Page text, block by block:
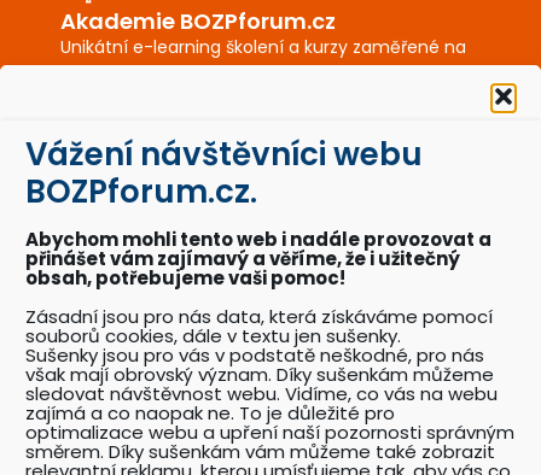
Vážení návštěvníci webu
BOZPforum.cz.
Abychom mohli tento web i nadále provozovat a
přinášet vám zajímavý a věříme, že i užitečný
obsah, potřebujeme vaši pomoc!
Zásadní jsou pro nás data, která získáváme pomocí
souborů cookies, dále v textu jen sušenky.
Sušenky jsou pro vás v podstatě neškodné, pro nás
však mají obrovský význam. Díky sušenkám můžeme
sledovat návštěvnost webu. Vidíme, co vás na webu
zajímá a co naopak ne. To je důležité pro
optimalizace webu a upření naší pozornosti správným
směrem. Díky sušenkám vám můžeme také zobrazit
Akademie BOZPforum.cz
Unikátní e-learning školení a kurzy zaměřené na
BOZPkestazeni.cz
Desítky profesionálně připravených vzorových
dokumentů a posterů BOZP a PO.
Akce BOZPforum.cz
Přehled pořádaných akcí se zaměřením na
problematiku BOZP.
Katalog odborníků BOZP
Přehledný katalog odborníků pracujících v